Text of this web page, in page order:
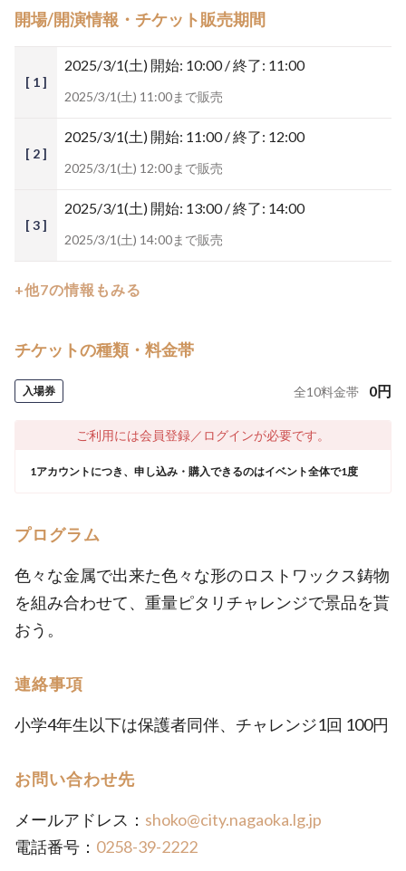
開場/開演情報・チケット販売期間
[ 1 ]
2025/3/1(土) 開始: 10:00 / 終了: 11:00
2025/3/1(土) 11:00まで販売
[ 2 ]
2025/3/1(土) 開始: 11:00 / 終了: 12:00
2025/3/1(土) 12:00まで販売
[ 3 ]
2025/3/1(土) 開始: 13:00 / 終了: 14:00
2025/3/1(土) 14:00まで販売
+他7の情報もみる
チケットの種類・料金帯
入場券 全10料金帯 0円
ご利用には会員登録／ログインが必要です。
1アカウントにつき、申し込み・購入できるのはイベント全体で1度
プログラム
色々な金属で出来た色々な形のロストワックス鋳物
を組み合わせて、重量ピタリチャレンジで景品を貰
おう。
連絡事項
小学4年生以下は保護者同伴、チャレンジ1回 100円
お問い合わせ先
メールアドレス： shoko@city.nagaoka.lg.jp
電話番号： 0258-39-2222